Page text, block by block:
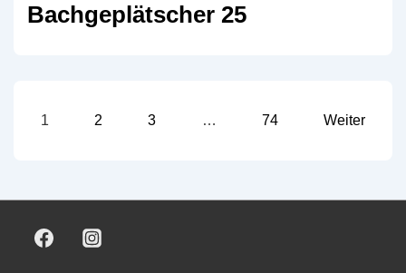
Bachgeplätscher 25
Seitennummerierung
1 2 3 … 74 Weiter